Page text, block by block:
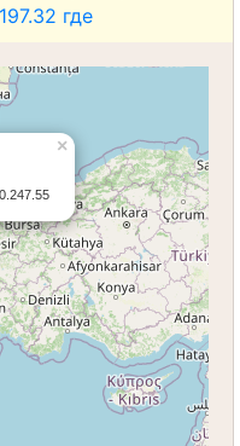
где
×